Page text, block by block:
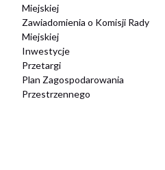
Miejskiej
Zawiadomienia o Komisji Rady
Miejskiej
Inwestycje
Przetargi
Plan Zagospodarowania
Przestrzennego